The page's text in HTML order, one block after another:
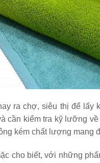
ra chợ, siêu thị để lấy
cần kiểm tra kỹ lưỡng
kém chất lượng mang
cho biết, với những